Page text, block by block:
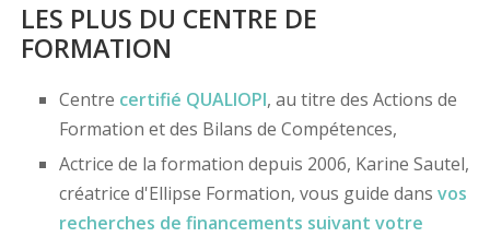
LES PLUS DU CENTRE DE
FORMATION
Centre certifié QUALIOPI, au titre des Actions de
Formation et des Bilans de Compétences,
Actrice de la formation depuis 2006, Karine Sautel,
créatrice d'Ellipse Formation, vous guide dans vos
recherches de financements suivant votre